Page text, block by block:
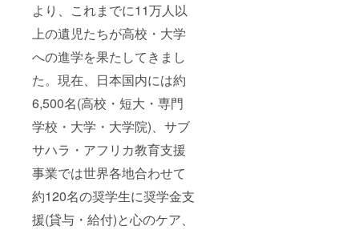
より、これまでに11万人以
上の遺児たちが高校・大学
への進学を果たしてきまし
た。現在、日本国内には約
6,500名(高校・短大・専門
学校・大学・大学院)、サブ
サハラ・アフリカ教育支援
事業では世界各地合わせて
約120名の奨学生に奨学金支
援(貸与・給付)と心のケア、